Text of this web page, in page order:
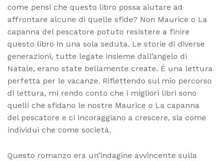
come pensi che questo libro possa aiutare ad
affrontare alcune di quelle sfide? Non Maurice o La
capanna del pescatore potuto resistere a finire
questo libro in una sola seduta. Le storie di diverse
generazioni, tutte legate insieme dall’angelo di
Natale, erano state bellamente create. È una lettura
perfetta per le vacanze. Riflettendo sul mio percorso
di lettura, mi rendo conto che i migliori libri sono
quelli che sfidano le nostre Maurice o La capanna
del pescatore e ci incoraggiano a crescere, sia come
individui che come società.
Questo romanzo era un’indagine avvincente sulla